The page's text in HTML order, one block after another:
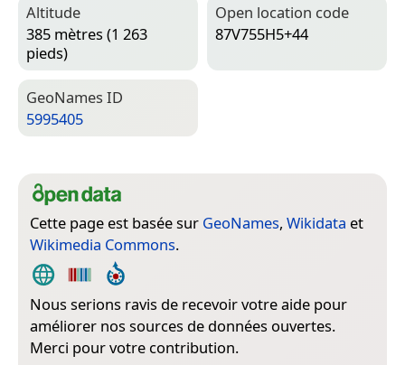
Altitude
385 mètres (1 263
pieds)
Open location code
87V755H5+44
Geo­Names ID
5995405
Cette page est basée sur GeoNames, Wikidata et
Wikimedia Commons.
Nous serions ravis de recevoir votre aide pour
améliorer nos sources de données ouvertes.
Merci pour votre contribution.